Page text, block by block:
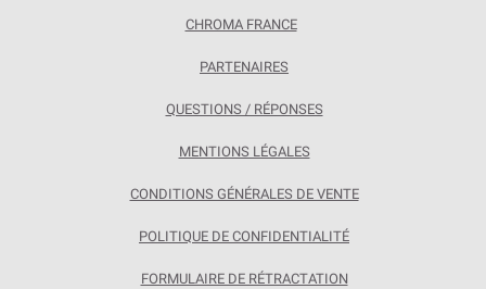
CHROMA FRANCE
PARTENAIRES
QUESTIONS / RÉPONSES
MENTIONS LÉGALES
CONDITIONS GÉNÉRALES DE VENTE
POLITIQUE DE CONFIDENTIALITÉ
FORMULAIRE DE RÉTRACTATION